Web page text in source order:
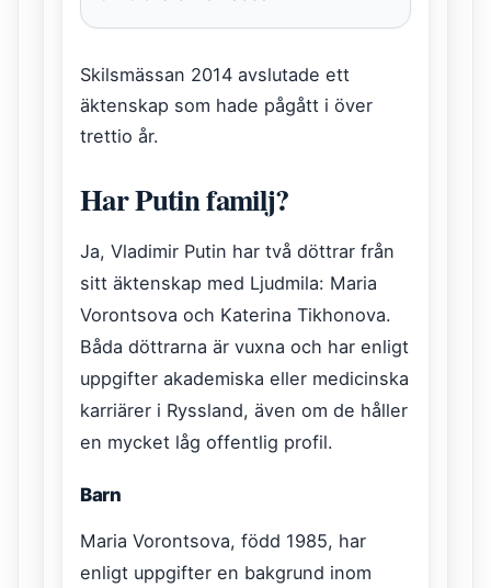
Skilsmässan 2014 avslutade ett
äktenskap som hade pågått i över
trettio år.
Har Putin familj?
Ja, Vladimir Putin har två döttrar från
sitt äktenskap med Ljudmila: Maria
Vorontsova och Katerina Tikhonova.
Båda döttrarna är vuxna och har enligt
uppgifter akademiska eller medicinska
karriärer i Ryssland, även om de håller
en mycket låg offentlig profil.
Barn
Maria Vorontsova, född 1985, har
enligt uppgifter en bakgrund inom